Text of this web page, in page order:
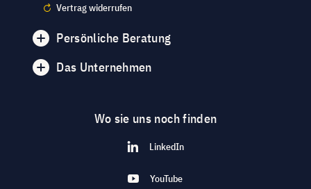
Vertrag widerrufen
Persönliche Beratung
Das Unternehmen
Wo sie uns noch finden
LinkedIn
YouTube